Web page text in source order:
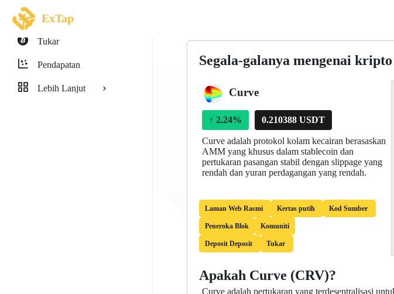
ExTap
Tukar
Pendapatan
Lebih Lanjut
Segala-galanya mengenai
Curve
↑ 2.24% 0.210388 USDT
Curve adalah protokol kolam kecairan berasaskan
AMM yang khusus dalam stablecoin dan
pertukaran pasangan stabil dengan slippage yang
rendah dan yuran perdagangan yang rendah.
Laman Web Rasmi Kertas putih Kod Sumber
Peneroka Blok Komuniti
Deposit Deposit Tukar
Apakah Curve (CRV)?
Curve adalah pertukaran yang terdesentralisasi